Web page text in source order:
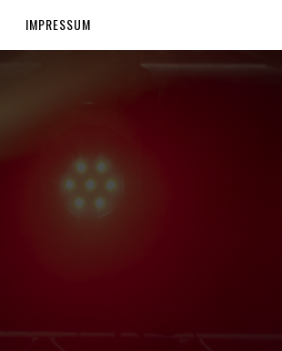
IMPRESSUM